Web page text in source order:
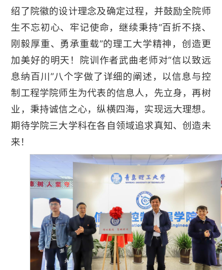
绍了院徽的设计理念及确定过程，并鼓励全院师
生不忘初心、牢记使命，继续秉持“百折不挠、
刚毅厚重、勇承重载”的理工大学精神，创造更
加美好的明天！院训作者武曲老师对“信以致远
息纳百川”八个字做了详细的阐述，以信息与控
制工程学院师生为代表的信息人，先立身，再树
业，秉持诚信之心，纵横四海，实现远大理想。
期待学院三大学科在各自领域追求真知、创造未
来！